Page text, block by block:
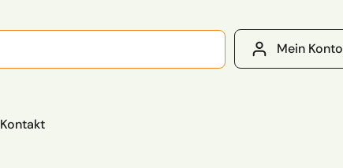
Mein Konto
Kontakt